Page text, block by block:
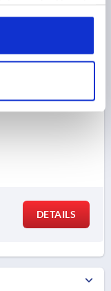
DETAILS